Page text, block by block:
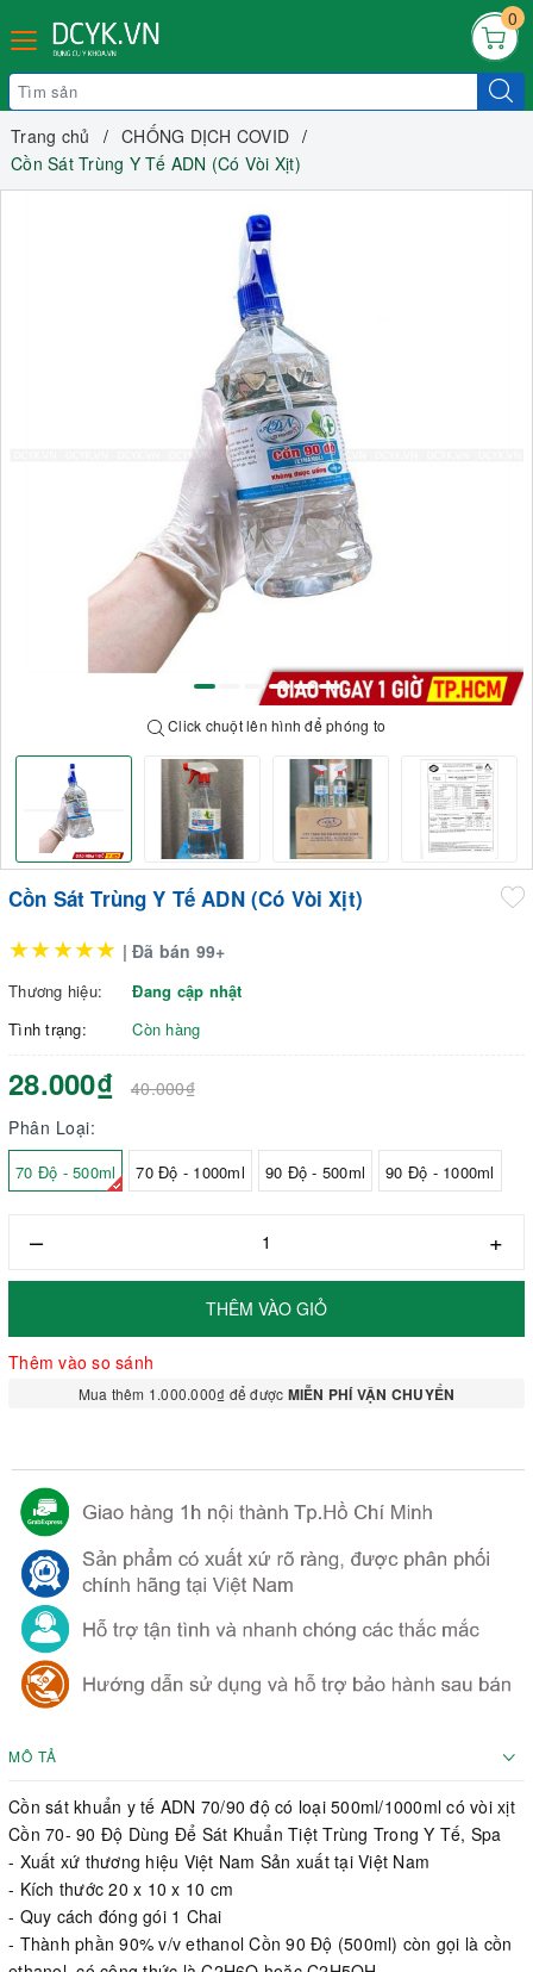
0
Trang chủ
CHỐNG DỊCH COVID
Cồn Sát Trùng Y Tế ADN (Có Vòi Xịt)
Click chuột lên hình để phóng to
Cồn Sát Trùng Y Tế ADN (Có Vòi Xịt)
★★★★★ | Đã bán 99+
Thương hiệu:
Đang cập nhật
Tình trạng:
Còn hàng
28.000₫
40.000₫
Phân Loại:
70 Độ - 500ml 70 Độ - 1000ml 90 Độ - 500ml 90 Độ - 1000ml
– +
THÊM VÀO GIỎ
Thêm vào so sánh
Mua thêm 1.000.000₫ để được MIỄN PHÍ VẬN CHUYỂN
MÔ TẢ
Cồn sát khuẩn y tế ADN 70/90 độ có loại 500ml/1000ml có vòi xịt
Cồn 70- 90 Độ Dùng Để Sát Khuẩn Tiệt Trùng Trong Y Tế, Spa
- Xuất xứ thương hiệu Việt Nam Sản xuất tại Việt Nam
- Kích thước 20 x 10 x 10 cm
- Quy cách đóng gói 1 Chai
- Thành phần 90% v/v ethanol Cồn 90 Độ (500ml) còn gọi là cồn